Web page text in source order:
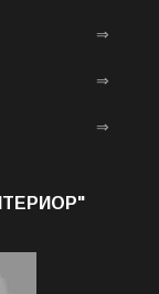
⇒
⇒
⇒